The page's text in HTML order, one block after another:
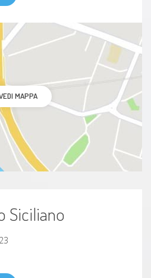
MAPPA
Siciliano